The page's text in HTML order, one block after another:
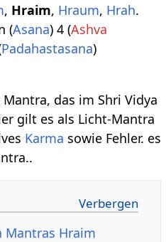
, Hraim, Hraum, Hrah.
(Asana) 4 (Ashva
Padahastasana)
das im Shri Vidya
gilt es als Licht-Mantra
Karma sowie Fehler. es
Mantras Hraim